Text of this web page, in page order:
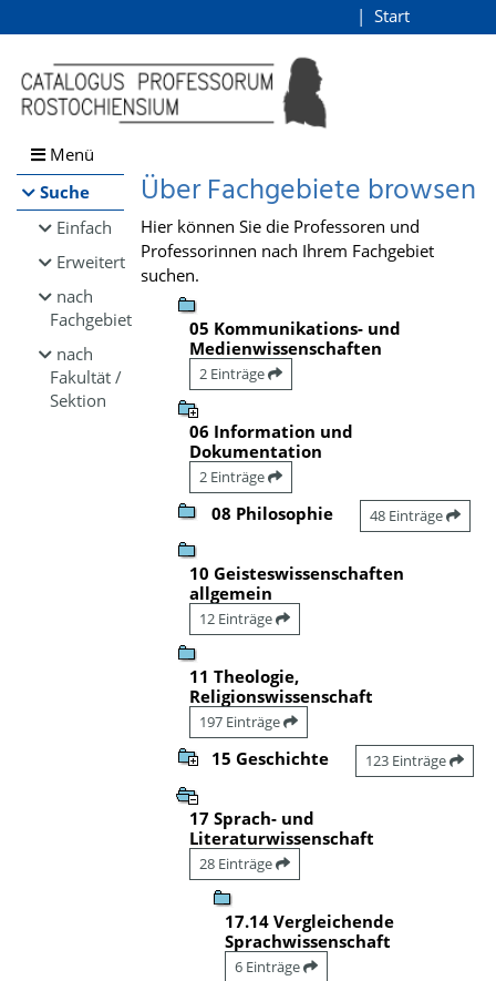
Browsen
direkt zum Inhalt
Start
Menü
Suche
Einfach
Erweitert
nach
Fachgebiet
nach
Fakultät /
Sektion
Über Fachgebiete browsen
Hier können Sie die Professoren und
Professorinnen nach Ihrem Fachgebiet
suchen.
05 Kommunikations- und
Medienwissenschaften
2 Einträge
06 Information und
Dokumentation
2 Einträge
08 Philosophie 48 Einträge
10 Geisteswissenschaften
allgemein
12 Einträge
11 Theologie,
Religionswissenschaft
197 Einträge
15 Geschichte 123 Einträge
17 Sprach- und
Literaturwissenschaft
28 Einträge
17.14 Vergleichende
Sprachwissenschaft
6 Einträge